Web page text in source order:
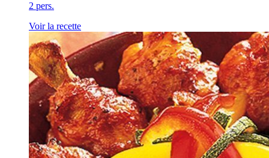
2 pers.
Voir la recette